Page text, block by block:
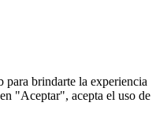
para brindarte la experiencia
"Aceptar", acepta el uso de